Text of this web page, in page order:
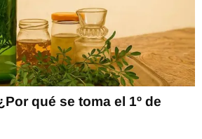
qué se toma el 1º de